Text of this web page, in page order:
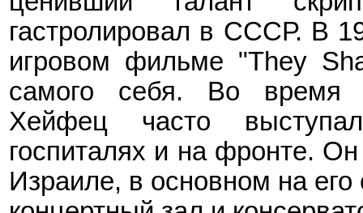
гастролировал в СССР. В
игровом фильме "They
самого себя. Во время
Хейфец часто
госпиталях и на фронте.
Израиле, в основном на